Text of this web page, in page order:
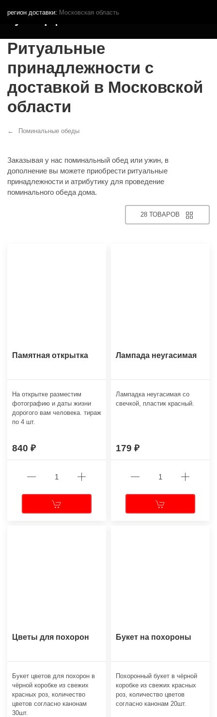
регион доставки: Московская область
Кутья.рф
Ритуальные
принадлежности с
доставкой в Московской
области
Поминальные обеды
Заказывая у нас поминальный обед или ужин, в
дополнение вы можете приобрести ритуальные
принадлежности и атрибутику для проведение
поминального обеда дома.
28 ТОВАРОВ
Памятная открытка
На открытке разместим
фотографию и даты жизни
дорогого вам человека. тираж
по 4 шт.
840
Лампада неугасимая
Лампадка неугасимая со
свечкой, пластик красный.
179
Цветы для похорон
Букет цветов для похорон в
чёрной коробке из свежих
красных роз, количество
цветов согласно канонам
30шт.
Букет на похороны
Похоронный букет в чёрной
коробке из свежих красных
роз, количество цветов
согласно канонам 20шт.